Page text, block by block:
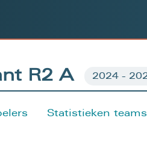
R2 A
Statistieken teams